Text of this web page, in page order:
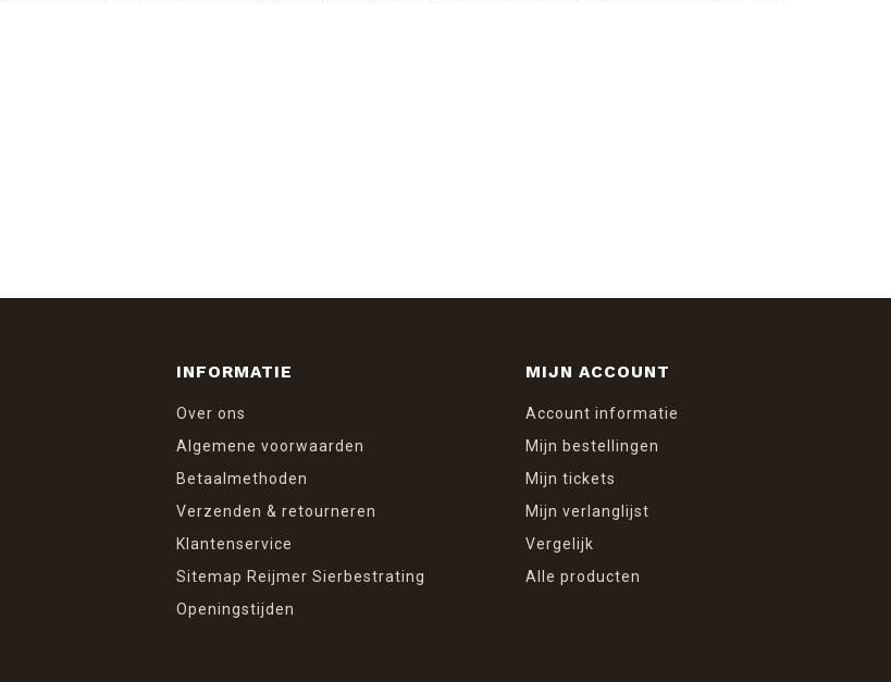
INFORMATIE
Over ons
Algemene voorwaarden
Betaalmethoden
Verzenden & retourneren
Klantenservice
Sitemap Reijmer Sierbestrating
Openingstijden
MIJN ACCOUNT
Account informatie
Mijn bestellingen
Mijn tickets
Mijn verlanglijst
Vergelijk
Alle producten